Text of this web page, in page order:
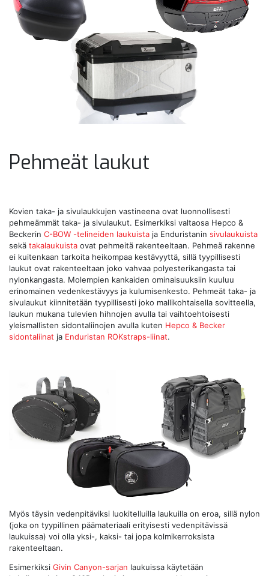
Pehmeät laukut
Kovien taka- ja sivulaukkujen vastineena ovat luonnollisesti
pehmeämmät taka- ja sivulaukut. Esimerkiksi valtaosa Hepco &
Beckerin C-BOW -telineiden laukuista ja Enduristanin sivulaukuista
sekä takalaukuista ovat pehmeitä rakenteeltaan. Pehmeä rakenne
ei kuitenkaan tarkoita heikompaa kestävyyttä, sillä tyypillisesti
laukut ovat rakenteeltaan joko vahvaa polyesterikangasta tai
nylonkangasta. Molempien kankaiden ominaisuuksiin kuuluu
erinomainen vedenkestävyys ja kulumisenkesto. Pehmeät taka- ja
sivulaukut kiinnitetään tyypillisesti joko mallikohtaisella sovitteella,
laukun mukana tulevien hihnojen avulla tai vaihtoehtoisesti
yleismallisten sidontaliinojen avulla kuten Hepco & Becker
sidontaliinat ja Enduristan ROKstraps-liinat.
Myös täysin vedenpitäviksi luokitelluilla laukuilla on eroa, sillä nylon
(joka on tyypillinen päämateriaali erityisesti vedenpitävissä
laukuissa) voi olla yksi-, kaksi- tai jopa kolmikerroksista
rakenteeltaan.
Esimerkiksi Givin Canyon-sarjan laukuissa käytetään